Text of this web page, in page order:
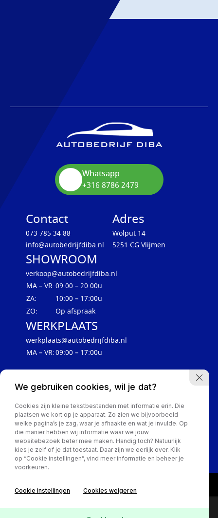
Whatsapp
+316 8786 2479
Contact
073 785 34 88
info@autobedrijfdiba.nl
Adres
Wolput 14
5251 CG Vlijmen
SHOWROOM
verkoop@autobedrijfdiba.nl
MA – VR:09:00 – 20:00u
ZA:
10:00 – 17:00u
ZO:
Op afspraak
WERKPLAATS
werkplaats@autobedrijfdiba.nl
MA – VR:09:00 – 17:00u
Privacy Policy
We gebruiken cookies, wil je dat?
Cookies zijn kleine tekstbestanden met informatie erin. Die
plaatsen we kort op je apparaat. Zo zien we bijvoorbeeld
welke pagina’s je zag, waar je afhaakte en wat je invulde. Op
die manier hebben wij informatie waar we jouw
websitebezoek beter mee maken. Handig toch? Natuurlijk
kies je zelf of je dat toestaat. Daar zijn we eerlijk over. Klik
op “Cookie instellingen”, vind meer informatie en beheer je
voorkeuren.
Cookie instellingen Cookies weigeren